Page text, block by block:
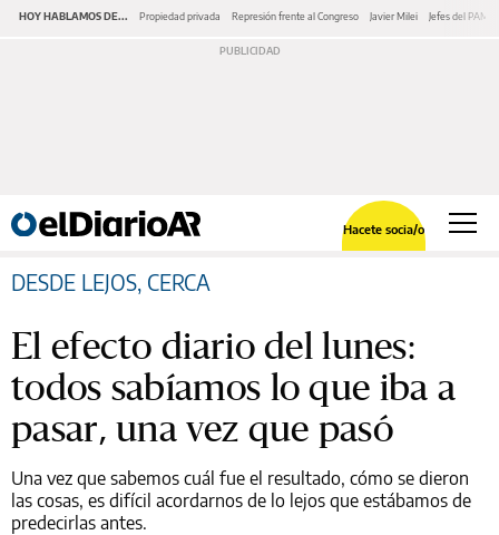
HOY HABLAMOS DE... Propiedad privada Represión frente al Congreso Javier Milei Jefes del PAMI
Hacete socia/o
DESDE LEJOS, CERCA
El efecto diario del lunes:
todos sabíamos lo que iba a
pasar, una vez que pasó
Una vez que sabemos cuál fue el resultado, cómo se dieron
las cosas, es difícil acordarnos de lo lejos que estábamos de
predecirlas antes.